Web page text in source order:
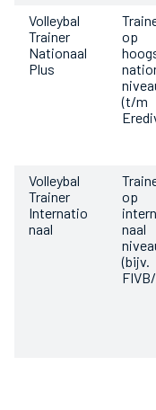
Volleybal
Trainer
Nationaal
Plus
op
(t/m
Volleybal
Trainer
Internatio
naal
op
naal
(bijv.